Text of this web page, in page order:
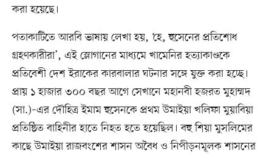
করা হয়েছে।
পতাকাটিতে আরবি ভাষায় লেখা হয়, ‘হে, হুসেনের প্রতিশোধ
গ্রহণকারীরা’, এই স্লোগানের মাধ্যমে খামেনির হত্যাকাণ্ডকে
প্রতিবেশী দেশ ইরাকের কারবালার ঘটনার সঙ্গে যুক্ত করা হচ্ছে।
প্রায় ১ হাজার ৩০০ বছর আগে সেখানে মহানবী হজরত মুহাম্মদ
(সা.)–এর দৌহিত্র ইমাম হুসেনকে প্রথম উমাইয়া খলিফা মুয়াবিয়া
প্রতিষ্ঠিত বাহিনীর হাতে নিহত হতে হয়েছিল। বহু শিয়া মুসলিমের
কাছে উমাইয়া রাজবংশের শাসন অবৈধ ও নিপীড়নমূলক শাসনের